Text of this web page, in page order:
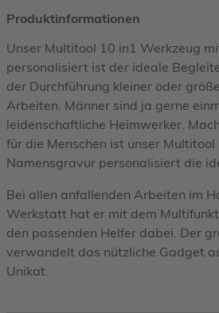
Produktinformationen
Unser Multitool 10 in1 Werkzeug
personalisiert ist der ideale
der Durchführung kleiner oder
Arbeiten. Männer sind ja gerne
leidenschaftliche Heimwerker.
für die Menschen ist unser
Namensgravur personalisiert die
Bei allen anfallenden Arbeiten im
Werkstatt hat er mit dem
den passenden Helfer dabei. Der
verwandelt das nützliche Gadget
Unikat.